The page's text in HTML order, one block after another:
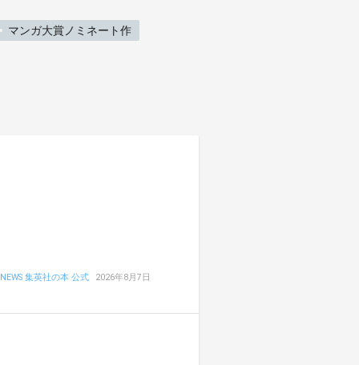
マンガ大賞ノミネート作
NEWS 集英社の本 公式 2026年8月7日